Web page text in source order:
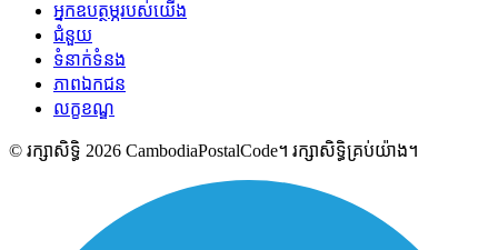
អ្នកឧបត្ថម្ភរបស់យើង
ជំនួយ
ទំនាក់ទំនង
ភាពឯកជន
លក្ខខណ្ឌ
© រក្សាសិទ្ធិ 2026 CambodiaPostalCode។ រក្សាសិទ្ធិគ្រប់យ៉ាង។